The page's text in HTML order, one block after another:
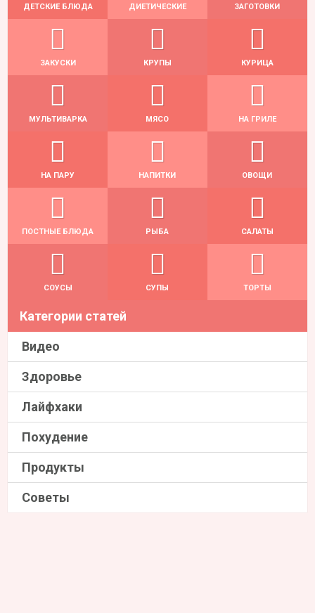
ДЕТСКИЕ БЛЮДА ДИЕТИЧЕСКИЕ ЗАГОТОВКИ
ЗАКУСКИ КРУПЫ КУРИЦА
МУЛЬТИВАРКА МЯСО НА ГРИЛЕ
НА ПАРУ НАПИТКИ ОВОЩИ
ПОСТНЫЕ БЛЮДА РЫБА САЛАТЫ
СОУСЫ СУПЫ ТОРТЫ
Категории статей
Видео
Здоровье
Лайфхаки
Похудение
Продукты
Советы